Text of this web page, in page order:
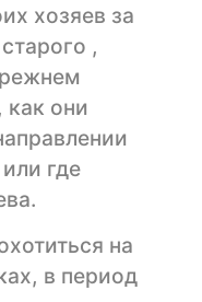
хозяев за
,
как они
где
на
в период